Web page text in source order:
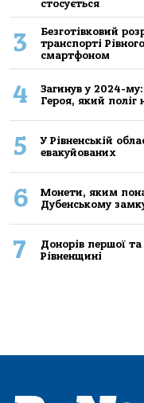
стосується
3
Безготівковий
транспорті
смартфоном
4
Загинув у 2024-
Героя, який поліг
5
У Рівненській
евакуйованих
6
Монети, яким
Дубенському
7
Донорів першої
Рівненщині